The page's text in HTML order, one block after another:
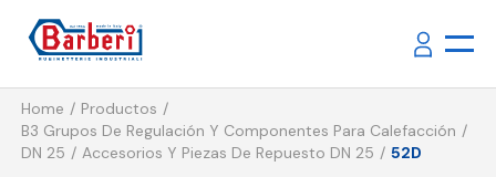
Home
Productos
B3 Grupos De Regulación Y Componentes Para Calefacción
DN 25
Accesorios Y Piezas De Repuesto DN 25 52D